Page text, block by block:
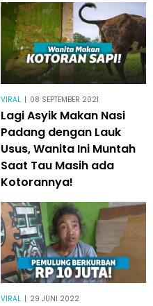
VIRAL | 08 SEPTEMBER 2021
Lagi Asyik Makan Nasi
Padang dengan Lauk
Usus, Wanita Ini Muntah
Saat Tau Masih ada
Kotorannya!
VIRAL | 29 JUNI 2022